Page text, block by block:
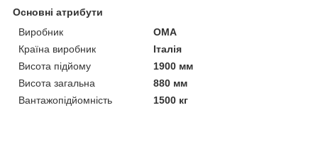
Основні атрибути
Виробник
ОМА
Країна виробник
Італія
Висота підйому
1900 мм
Висота загальна
880 мм
Вантажопідйомність
1500 кг